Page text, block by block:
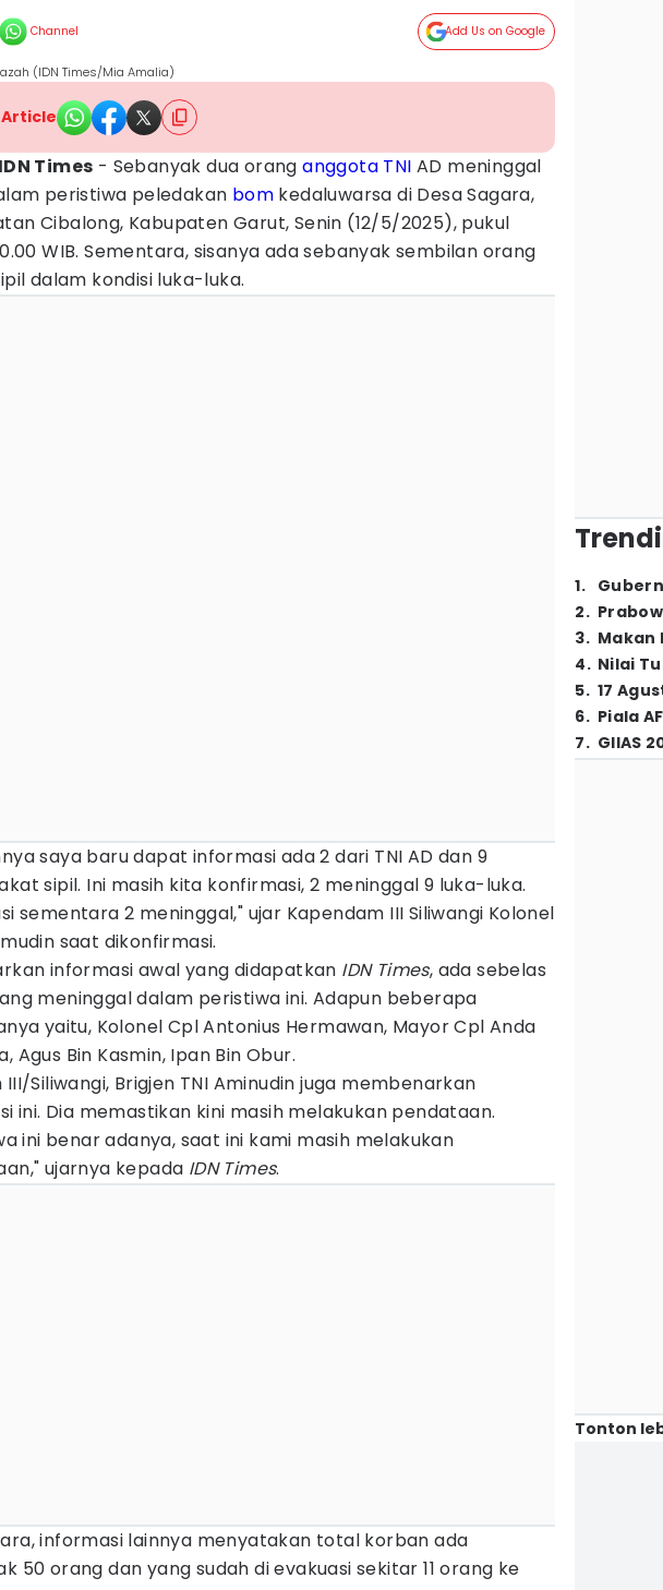
Channel Add Us on Google
(IDN Times/Mia Amalia)
Times - Sebanyak dua oranganggota TNI AD meninggal
peristiwa peledakan bom kedaluwarsa di Desa Sagara,
Cibalong, Kabupaten Garut, Senin (12/5/2025), pukul
WIB. Sementara, sisanya ada sebanyak sembilan orang
dalam kondisi luka-luka.
saya baru dapat informasi ada 2 dari TNI AD dan 9
sipil. Ini masih kita konfirmasi, 2 meninggal 9 luka-luka.
sementara 2 meninggal," ujar Kapendam III Siliwangi Kolonel
saat dikonfirmasi.
informasi awal yang didapatkan IDN Times, ada sebelas
meninggal dalam peristiwa ini. Adapun beberapa
yaitu, Kolonel Cpl Antonius Hermawan, Mayor Cpl Anda
Agus Bin Kasmin, Ipan Bin Obur.
III/Siliwangi, Brigjen TNI Aminudin juga membenarkan
ini. Dia memastikan kini masih melakukan pendataan.
ini benar adanya, saat ini kami masih melakukan
ujarnya kepada IDN Times.
informasi lainnya menyatakan total korban ada
50 orang dan yang sudah di evakuasi sekitar 11 orang ke
1.
2.
3. Makan
4. Nilai
5. 17
6. Piala
7. GIIAS
Tonton